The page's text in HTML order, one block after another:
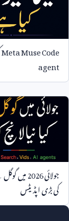
Meta Muse Code
agent
جولائی2026میں گوگل
کی بڑی اپڈیٹس